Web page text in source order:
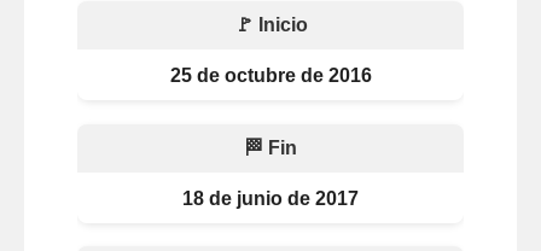
🚩 Inicio
25 de octubre de 2016
🏁 Fin
18 de junio de 2017